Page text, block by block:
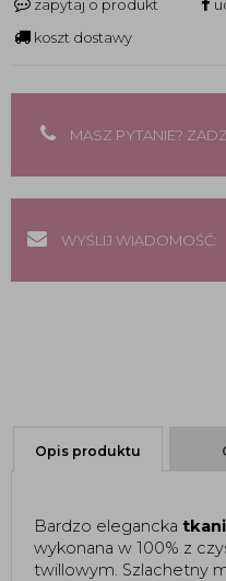
zapytaj o produkt
koszt dostawy
MASZ PYTANIE?
WYŚLIJ WIADOMOŚĆ:
Opis produktu
Bardzo elegancka
wykonana w 100% z
twillowym. Szlachetny